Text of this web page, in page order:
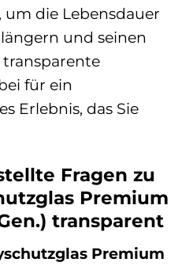
die Lebensdauer
und seinen
für ein
Erlebnis, das Sie
Fragen zu
Premium
transparent
Premium